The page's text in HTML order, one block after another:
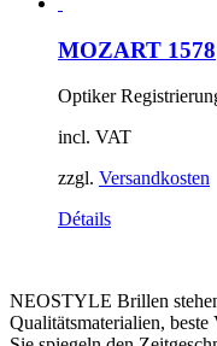
MOZART 1578
Optiker
incl. VAT
zzgl. Versandkosten
Détails
NEOSTYLE Brillen
Qualitätsmaterialien,